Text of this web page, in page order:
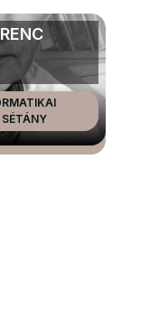
ÉS ÜNNEPEK